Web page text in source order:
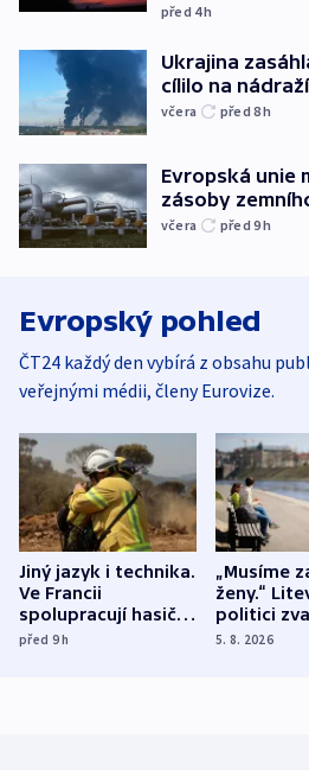
před 4h
Ukrajina
cílilo na
včera před 8h
Evropská unie
zásoby
včera před 9h
Evropský pohled
ČT24 každý den vybírá z obsahu
veřejnými médii, členy Eurovize.
Jiný jazyk i technika.
Ve Francii
spolupracují hasiči z
různých zemí
před 9h
„Musíme
ženy.“
politici
dohodu o
5. 8. 2026